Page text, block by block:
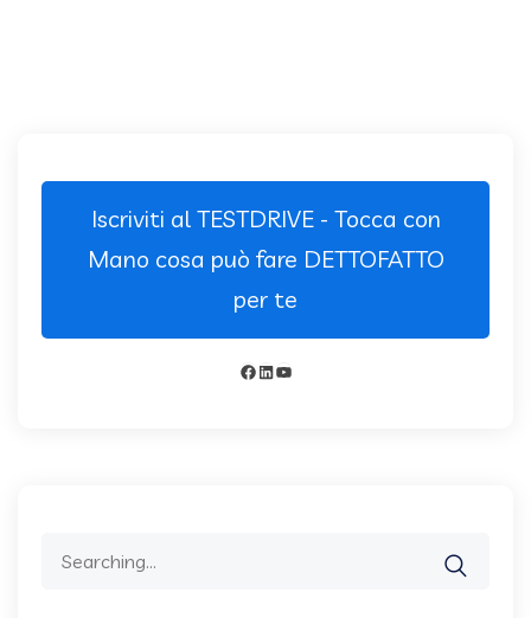
Iscriviti al TESTDRIVE - Tocca con
Mano cosa può fare DETTOFATTO
per te
Facebook
LinkedIn
YouTube